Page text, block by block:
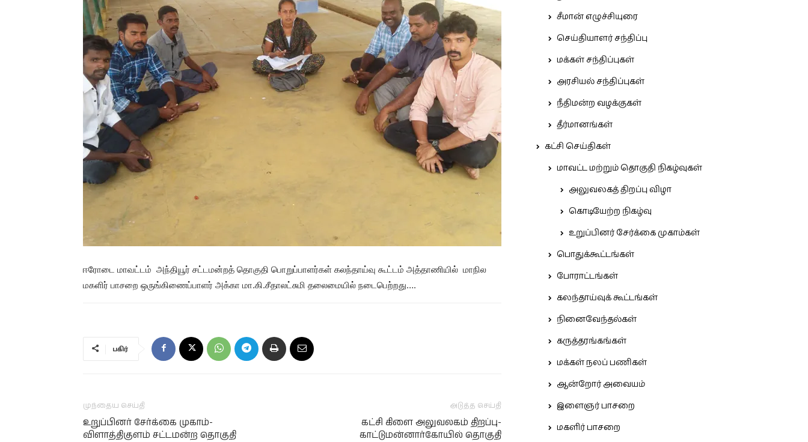
ஈரோடை மாவட்டம் அந்தியூர் சட்டமன்றத் தொகுதி பொறுப்பாளர்கள் கலந்தாய்வு கூட்டம் அத்தாணியில் மாநில
மகளிர் பாசறை ஒருங்கிணைப்பாளர் அக்கா மா.கி.சீதாலட்சுமி தலைமையில் நடைபெற்றது….
பகிர்
முந்தைய செய்தி
உறுப்பினர் சேர்க்கை முகாம்-
விளாத்திகுளம் சட்டமன்ற தொகுதி
அடுத்த செய்தி
கட்சி கிளை அலுவலகம் திறப்பு-
காட்டுமன்னார்கோயில் தொகுதி
சீமான் எழுச்சியுரை
செய்தியாளர் சந்திப்பு
மக்கள் சந்திப்புகள்
அரசியல் சந்திப்புகள்
நீதிமன்ற வழக்குகள்
தீர்மானங்கள்
கட்சி செய்திகள்
மாவட்ட மற்றும் தொகுதி நிகழ்வுகள்
அலுவலகத் திறப்பு விழா
கொடியேற்ற நிகழ்வு
உறுப்பினர் சேர்க்கை முகாம்கள்
பொதுக்கூட்டங்கள்
போராட்டங்கள்
கலந்தாய்வுக் கூட்டங்கள்
நினைவேந்தல்கள்
கருத்தரங்கங்கள்
மக்கள் நலப் பணிகள்
ஆன்றோர் அவையம்
இளைஞர் பாசறை
மகளிர் பாசறை